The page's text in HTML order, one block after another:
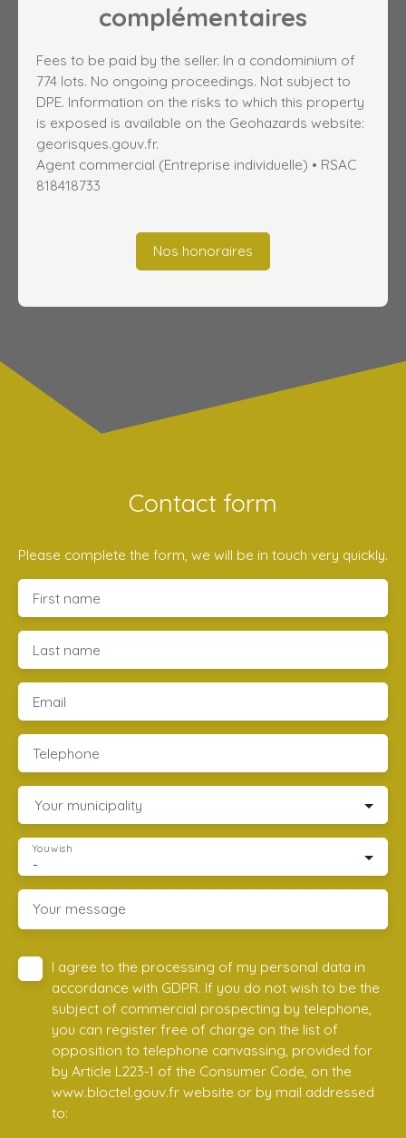
complémentaires
Fees to be paid by the seller. In a condominium of
774 lots. No ongoing proceedings. Not subject to
DPE. Information on the risks to which this property
is exposed is available on the Geohazards website:
georisques.gouv.fr.
Agent commercial (Entreprise individuelle) • RSAC
818418733
Nos honoraires
Contact form
Please complete the form, we will be in touch very quickly.
First name
Last name
Email
Telephone
Your municipality
-
You wish
Your message
I agree to the processing of my personal data in
accordance with GDPR. If you do not wish to be the
subject of commercial prospecting by telephone,
you can register free of charge on the list of
opposition to telephone canvassing, provided for
by Article L223-1 of the Consumer Code, on the
www.bloctel.gouv.fr website or by mail addressed
to: